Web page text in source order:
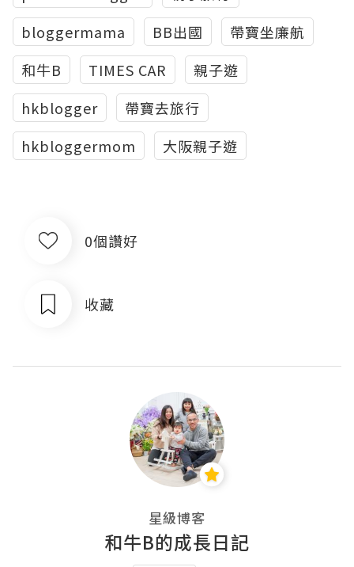
bloggermama
BB出國
帶寶坐廉航
和牛B
TIMES CAR
親子遊
hkblogger
帶寶去旅行
hkbloggermom
大阪親子遊
0個讚好
收藏
星級博客
和牛B的成長日記